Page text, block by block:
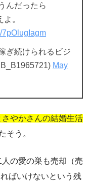
んだったら
。
7pOlugIagm
ぎ続けられるビジ
May
さやかさんの結婚生活
そう。
の愛の巣も売却（売
ばいけないという残